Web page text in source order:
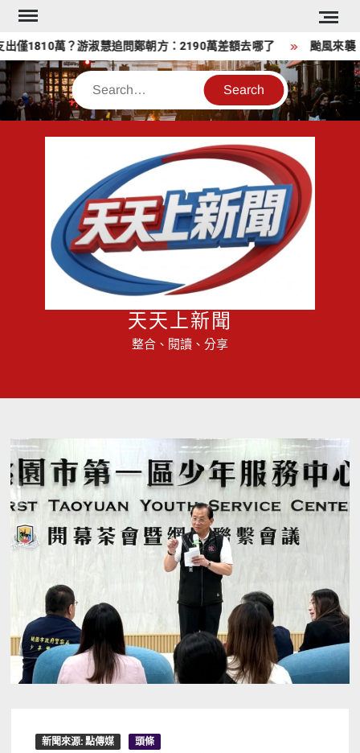
Skip
content
1810萬？游淑慧追問鄭朝方：2190萬差額去哪了 颱風來襲
Search
天天上新聞
整合、閱讀、分享
新聞來源: 點傳媒 頭條